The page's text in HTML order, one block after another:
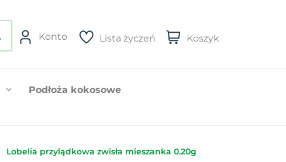
Konto Lista życzeń Koszyk
Podłoża kokosowe
Lobelia przylądkowa zwisła mieszanka 0.20g